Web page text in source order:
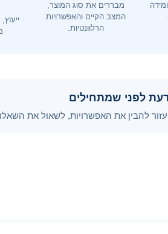
מבררים את סוג המוצר,
המצב הקיים והאפשרויות
הרלוונטיות.
לפני שמתחילים
להבין את האפשרויות, לשאול את